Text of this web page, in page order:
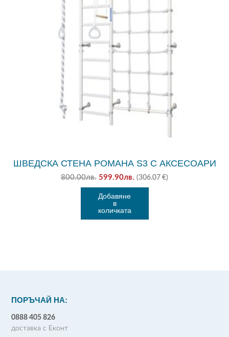
ШВЕДСКА СТЕНА РОМАНА S3 С АКСЕСОАРИ
800.00лв. Original
price
was:
800.00лв..
599.90лв. Текущата
цена
(306.07 €)
Добавяне
в
количката
ПОРЪЧАЙ НА:
0888 405 826
доставка с Еконт